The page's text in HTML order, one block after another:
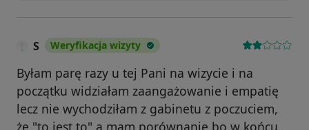
S Weryfikacja wizyty
Byłam parę razy u tej Pani na wizycie i na
początku widziałam zaangażowanie i empatię
lecz nie wychodziłam z gabinetu z poczuciem,
że "to jest to" a mam porównanie bo w końcu